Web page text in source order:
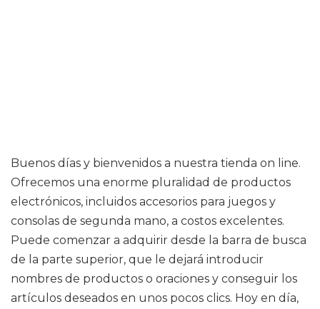
Buenos días y bienvenidos a nuestra tienda on line.
Ofrecemos una enorme pluralidad de productos
electrónicos, incluidos accesorios para juegos y
consolas de segunda mano, a costos excelentes.
Puede comenzar a adquirir desde la barra de busca
de la parte superior, que le dejará introducir
nombres de productos o oraciones y conseguir los
artículos deseados en unos pocos clics. Hoy en día,